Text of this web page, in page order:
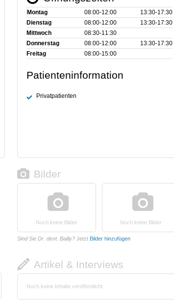
Montag 08:00‑12:00
13:30‑17:30
Dienstag
08:00‑12:00
13:30‑17:30
Mittwoch
08:30‑11:30
Donnerstag
08:00‑12:00
13:30‑17:30
Freitag
08:00‑15:00
Patienteninformation
Privatpatienten
Bilder
Noch keine Bilder Noch keine Bilder
Sind Sie Dr. dent. Bailly? Jetzt Bilder hinzufügen
Artikel & Interviews
Noch keine Inhalte veröffentlicht